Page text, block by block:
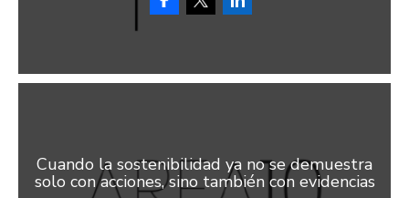
Cuando la sostenibilidad ya no se demuestra
solo con acciones, sino también con evidencias